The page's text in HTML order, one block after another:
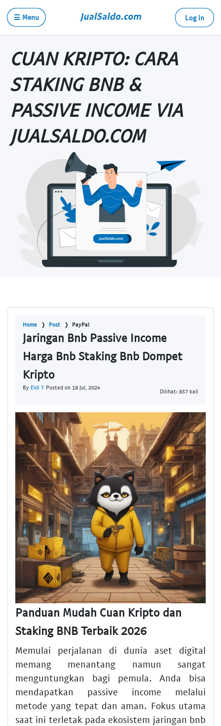
☰ Menu Log in
CUAN KRIPTO: CARA
STAKING BNB &
PASSIVE INCOME VIA
JUALSALDO.COM
Home Post PayPal
Jaringan Bnb Passive Income
Harga Bnb Staking Bnb Dompet
Kripto
By Eldi Y Posted on 18 Jul, 2024
Dilihat: 857 kali
Panduan Mudah Cuan Kripto dan
Staking BNB Terbaik 2026
Memulai perjalanan di dunia aset digital
memang menantang namun sangat
menguntungkan bagi pemula. Anda bisa
mendapatkan passive income melalui
metode yang tepat dan aman. Fokus utama
saat ini terletak pada ekosistem jaringan bnb